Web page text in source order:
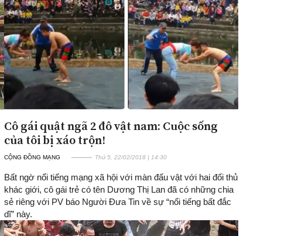
Cô gái quật ngã 2 đô vật nam: Cuộc sống
của tôi bị xáo trộn!
CỘNG ĐỒNG MẠNG Thứ 5, 22/02/2018 | 14:30
Bất ngờ nổi tiếng mạng xã hội với màn đấu vật với hai đối thủ
khác giới, cô gái trẻ có tên Dương Thị Lan đã có những chia
sẻ riêng với PV báo Người Đưa Tin về sự “nổi tiếng bất đắc
dĩ” này.